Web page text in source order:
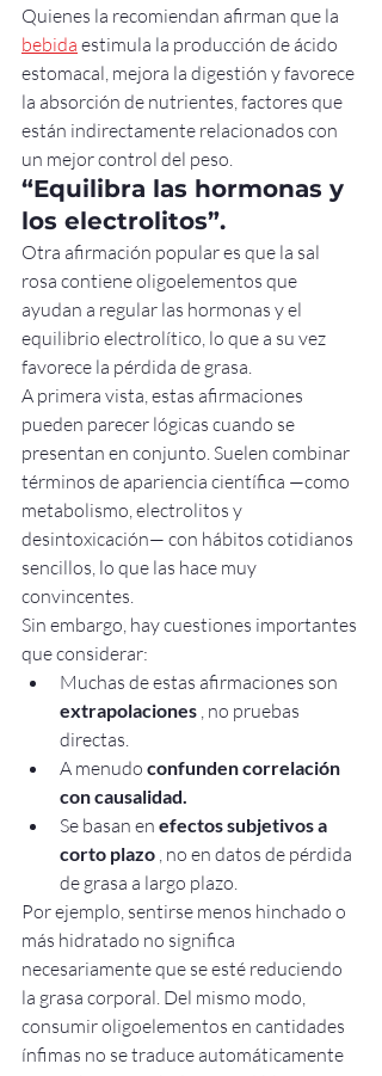
Quienes la recomiendan afirman que la
bebida estimula la producción de ácido
estomacal, mejora la digestión y favorece
la absorción de nutrientes, factores que
están indirectamente relacionados con
un mejor control del peso.
“Equilibra las hormonas y
los electrolitos”.
Otra afirmación popular es que la sal
rosa contiene oligoelementos que
ayudan a regular las hormonas y el
equilibrio electrolítico, lo que a su vez
favorece la pérdida de grasa.
A primera vista, estas afirmaciones
pueden parecer lógicas cuando se
presentan en conjunto. Suelen combinar
términos de apariencia científica —como
metabolismo, electrolitos y
desintoxicación— con hábitos cotidianos
sencillos, lo que las hace muy
convincentes.
Sin embargo, hay cuestiones importantes
que considerar:
Muchas de estas afirmaciones son
extrapolaciones , no pruebas
directas.
A menudo confunden correlación
con causalidad.
Se basan en efectos subjetivos a
corto plazo , no en datos de pérdida
de grasa a largo plazo.
Por ejemplo, sentirse menos hinchado o
más hidratado no significa
necesariamente que se esté reduciendo
la grasa corporal. Del mismo modo,
consumir oligoelementos en cantidades
ínfimas no se traduce automáticamente